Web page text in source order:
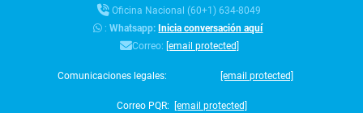
Oficina Nacional (60+1) 634-8049
:Whatsapp: Inicia conversación aquí
Correo: [email protected]
Comunicaciones legales: [email protected]
Correo PQR: [email protected]